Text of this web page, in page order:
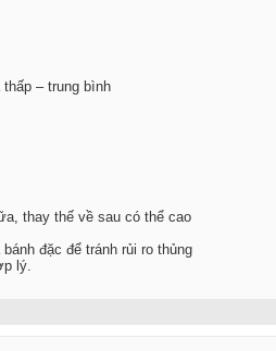
– trung bình
thay thế về sau có thể cao
đặc để tránh rủi ro thủng
lý.